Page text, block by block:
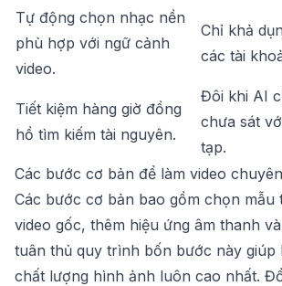
Tự động chọn nhạc nền
phù hợp với ngữ cảnh
video.
Chỉ khả
các tài
Tiết kiệm hàng giờ đồng
hồ tìm kiếm tài nguyên.
Đôi khi AI
chưa sát
tạp.
Các bước cơ bản để làm video
Các bước cơ bản bao gồm chọn mẫu
video gốc, thêm hiệu ứng âm thanh
tuân thủ quy trình bốn bước này giúp
chất lượng hình ảnh luôn cao nhất.